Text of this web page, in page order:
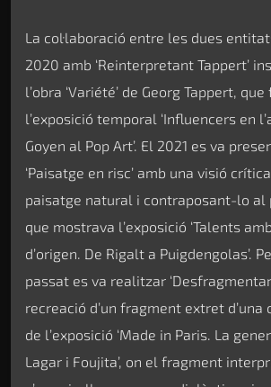
La col·laboració entre les dues
2020 amb ‘Reinterpretant Tappert’
l’obra ‘Variété’ de Georg Tappert,
l’exposició temporal ‘Influencers en
Goyen al Pop Art’. El 2021 es va
‘Paisatge en risc’ amb una visió
paisatge natural i contraposant-lo al
que mostrava l’exposició ‘Talents
d’origen. De Rigalt a Puigdengolas’.
passat es va realitzar ‘Desfragmentar
recreació d’un fragment extret d’una
de l’exposició ‘Made in Paris. La
Lagar i Foujita’, on el fragment